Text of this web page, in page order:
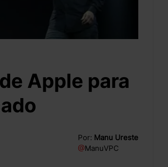
Apple para
Por: Manu Ureste
@ManuVPC